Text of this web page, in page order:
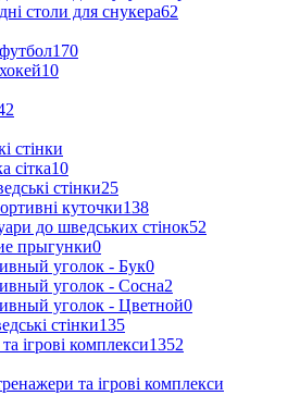
столи для снукера62
170
10
стінки
сітка10
стінки25
куточки138
до шведських стінок52
прыгунки0
уголок - Бук0
уголок - Сосна2
уголок - Цветной0
стінки135
ігрові комплекси1352
та ігрові комплекси